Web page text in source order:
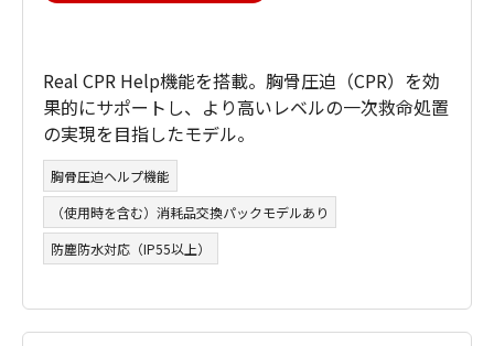
Real CPR Help機能を搭載。胸骨圧迫（CPR）を効
果的にサポートし、より高いレベルの一次救命処置
の実現を目指したモデル。
胸骨圧迫ヘルプ機能
（使用時を含む）消耗品交換パックモデルあり
防塵防水対応（IP55以上）